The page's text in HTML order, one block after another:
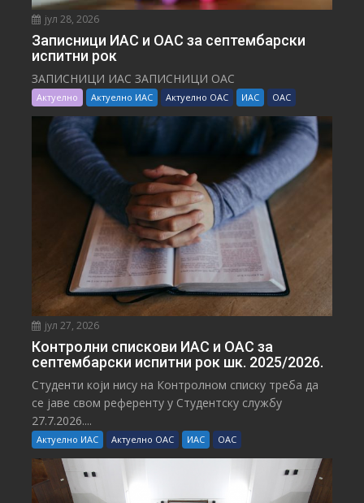
јул 28, 2026
Записници ИАС и ОАС за септембарски
испитни рок
ЗАПИСНИЦИ ИАС ЗАПИСНИЦИ ОАС
Актуелно Актуелно ИАС Актуелно ОАС ИАС ОАС
јул 27, 2026
Контролни спискови ИАС и ОАС за
септембарски испитни рок шк. 2025/2026.
Студенти који нису на Контролном списку треба да
се јаве свом референту у Студентску службу
27.7.2026....
Актуелно ИАС Актуелно ОАС ИАС ОАС